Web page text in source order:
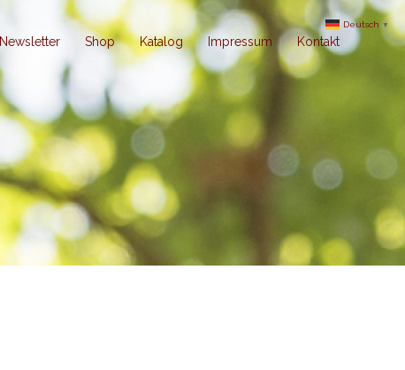
Newsletter Shop Katalog Impressum Kontakt
Deutsch ▼